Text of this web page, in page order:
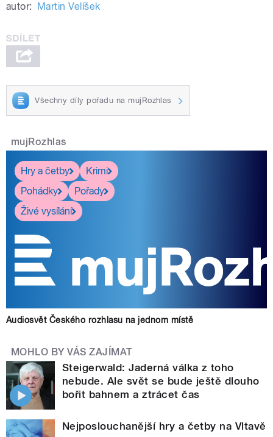
autor: Martin Velíšek
Všechny díly pořadu na mujRozhlas
mujRozhlas
Hry a četby
Krimi
Pohádky
Pořady
Živé vysílání
Audiosvět Českého rozhlasu na jednom místě
MOHLO BY VÁS ZAJÍMAT
Steigerwald: Jaderná válka z toho
nebude. Ale svět se bude ještě dlouho
bořit bahnem a ztrácet čas
Nejposlouchanější hry a četby na Vltavě